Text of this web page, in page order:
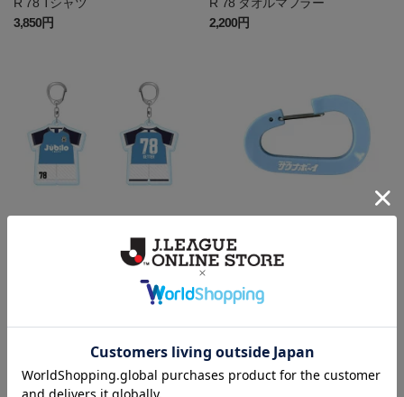
3,850円
2,200円
【弓桁朱琴さんコラボ】GETTE
R 78 ユニ型アクリルキーホルダ
磐田
25サウナボーイコラボカラビナ
1,650円